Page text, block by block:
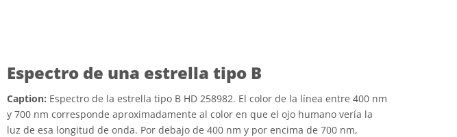
Espectro de una estrella tipo B
Caption: Espectro de la estrella tipo B HD 258982. El color de la línea entre 400 nm
y 700 nm corresponde aproximadamente al color en que el ojo humano vería la
luz de esa longitud de onda. Por debajo de 400 nm y por encima de 700 nm,